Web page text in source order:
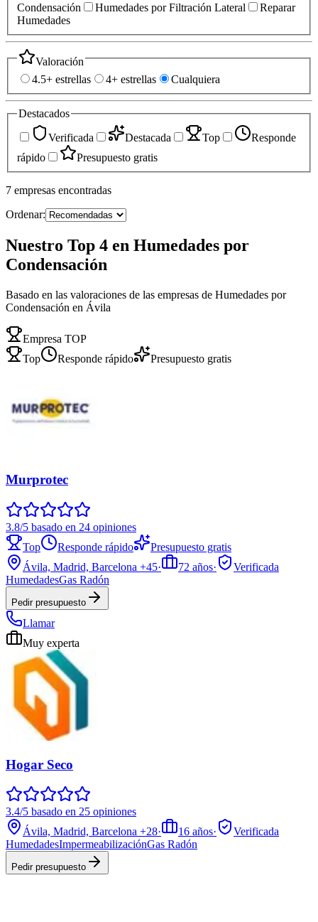
Condensación
Humedades por Filtración Lateral
Reparar
Humedades
Valoración
4.5+ estrellas
4+ estrellas Cualquiera
Destacados
Verificada
Destacada Top
Responde
rápido
Presupuesto gratis
7 empresas encontradas
Ordenar:
Nuestro Top 4 en Humedades por
Condensación
Basado en las valoraciones de las empresas de Humedades por
Condensación en Ávila
Empresa TOP
Top
Responde rápido Presupuesto gratis
Murprotec
3.8/5 basado en 24 opiniones
Top
Responde rápido
Presupuesto gratis
Ávila, Madrid, Barcelona +45· 72 años·
Verificada
HumedadesGas Radón
Pedir presupuesto
Llamar
Muy experta
Hogar Seco
3.4/5 basado en 25 opiniones
Ávila, Madrid, Barcelona +28· 16 años·
Verificada
HumedadesImpermeabilizaciónGas Radón
Pedir presupuesto